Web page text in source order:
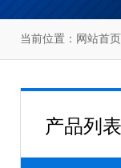
当前位置： 网站首页
产品列表